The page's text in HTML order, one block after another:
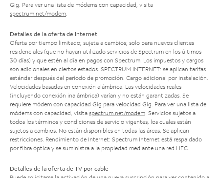
Gig. Para ver una lista de módems con capacidad, visita
spectrum.net/modem
Detalles de la oferta de Internet
Oferta por tiempo limitado; sujeta a cambios; solo para nuevos clientes
residenciales (que no hayan utilizado servicios de Spectrum en los últimos
30 días) y que estén al día en pagos con Spectrum. Los impuestos y cargos
son adicionales en ciertos estados. SPECTRUM INTERNET: se aplican tarifas
estándar después del período de promoción. Cargo adicional por instalación.
Velocidades basadas en conexión alámbrica. Las velocidades reales
(incluyendo conexión inalámbrica) varían y no están garantizadas. Se
requiere módem con capacidad Gig para velocidad Gig. Para ver una lista de
módems con capacidad, visita spectrum.net/modem . Servicios sujetos a
todos los términos y condiciones de servicio vigentes, los cuales están
sujetos a cambios. No están disponibles en todas las áreas. Se aplican
restricciones. Rendimiento de Internet: Spectrum Internet está respaldado
por fibra óptica y se suministra a la propiedad mediante una red HFC.
Detalles de la oferta de TV por cable